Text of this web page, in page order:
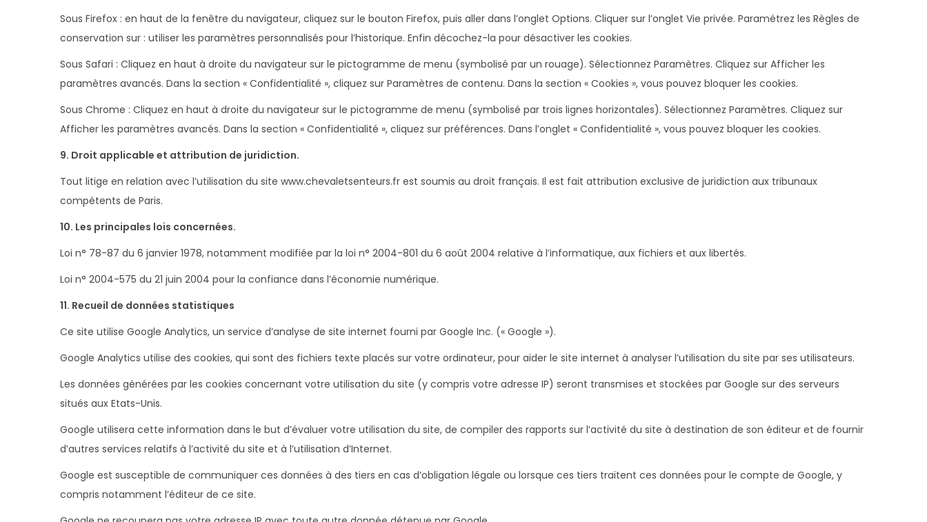
Sous Firefox : en haut de la fenêtre du navigateur, cliquez sur le bouton Firefox, puis aller dans l’onglet Options. Cliquer sur l’onglet Vie privée. Paramétrez les Règles de
conservation sur : utiliser les paramètres personnalisés pour l’historique. Enfin décochez-la pour désactiver les cookies.
Sous Safari : Cliquez en haut à droite du navigateur sur le pictogramme de menu (symbolisé par un rouage). Sélectionnez Paramètres. Cliquez sur Afficher les
paramètres avancés. Dans la section « Confidentialité », cliquez sur Paramètres de contenu. Dans la section « Cookies », vous pouvez bloquer les cookies.
Sous Chrome : Cliquez en haut à droite du navigateur sur le pictogramme de menu (symbolisé par trois lignes horizontales). Sélectionnez Paramètres. Cliquez sur
Afficher les paramètres avancés. Dans la section « Confidentialité », cliquez sur préférences. Dans l’onglet « Confidentialité », vous pouvez bloquer les cookies.
9. Droit applicable et attribution de juridiction.
Tout litige en relation avec l’utilisation du site www.chevaletsenteurs.fr est soumis au droit français. Il est fait attribution exclusive de juridiction aux tribunaux
compétents de Paris.
10. Les principales lois concernées.
Loi n° 78-87 du 6 janvier 1978, notamment modifiée par la loi n° 2004-801 du 6 août 2004 relative à l’informatique, aux fichiers et aux libertés.
Loi n° 2004-575 du 21 juin 2004 pour la confiance dans l’économie numérique.
11. Recueil de données statistiques
Ce site utilise Google Analytics, un service d’analyse de site internet fourni par Google Inc. (« Google »).
Google Analytics utilise des cookies, qui sont des fichiers texte placés sur votre ordinateur, pour aider le site internet à analyser l’utilisation du site par ses utilisateurs.
Les données générées par les cookies concernant votre utilisation du site (y compris votre adresse IP) seront transmises et stockées par Google sur des serveurs
situés aux Etats-Unis.
Google utilisera cette information dans le but d’évaluer votre utilisation du site, de compiler des rapports sur l’activité du site à destination de son éditeur et de fournir
d’autres services relatifs à l’activité du site et à l’utilisation d’Internet.
Google est susceptible de communiquer ces données à des tiers en cas d’obligation légale ou lorsque ces tiers traitent ces données pour le compte de Google, y
compris notamment l’éditeur de ce site.